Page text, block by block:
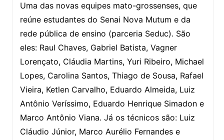
Uma das novas equipes mato-grossenses, que
reúne estudantes do Senai Nova Mutum e da
rede pública de ensino (parceria Seduc). São
eles: Raul Chaves, Gabriel Batista, Vagner
Lorençato, Cláudia Martins, Yuri Ribeiro, Michael
Lopes, Carolina Santos, Thiago de Sousa, Rafael
Vieira, Ketlen Carvalho, Eduardo Almeida, Luiz
Antônio Veríssimo, Eduardo Henrique Simadon e
Marco Antônio Viana. Já os técnicos são: Luiz
Cláudio Júnior, Marco Aurélio Fernandes e